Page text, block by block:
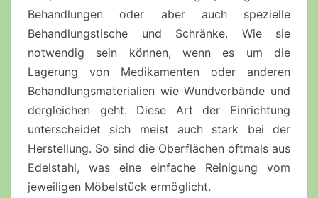
Behandlungen oder aber auch spezielle
Behandlungstische und Schränke. Wie sie
notwendig sein können, wenn es um die
Lagerung von Medikamenten oder anderen
Behandlungsmaterialien wie Wundverbände und
dergleichen geht. Diese Art der Einrichtung
unterscheidet sich meist auch stark bei der
Herstellung. So sind die Oberflächen oftmals aus
Edelstahl, was eine einfache Reinigung vom
jeweiligen Möbelstück ermöglicht.